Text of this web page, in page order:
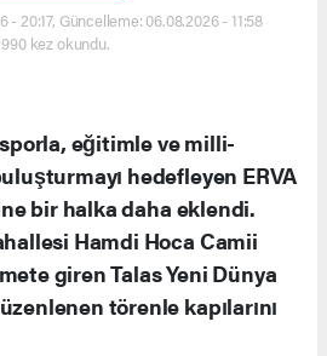
- 20:17, Güncelleme: 06.08.2026 - 11:58
990 kez okundu.
eğitimle ve milli-
hedefleyen ERVA
bir halka daha eklendi.
Hamdi Hoca Camii
giren Talas Yeni Dünya
törenle kapılarını